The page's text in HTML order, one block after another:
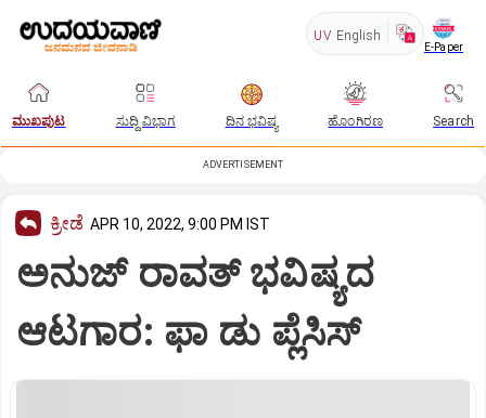
UV English
E-Paper
ಮುಖಪುಟ ಸುದ್ದಿ ವಿಭಾಗ ದಿನ ಭವಿಷ್ಯ ಹೊಂಗಿರಣ Search
ADVERTISEMENT
ಕ್ರೀಡೆ APR 10, 2022, 9:00 PM IST
ಅನುಜ್‌ ರಾವತ್‌ ಭವಿಷ್ಯದ
ಆಟಗಾರ: ಫಾ ಡು ಪ್ಲೆಸಿಸ್‌